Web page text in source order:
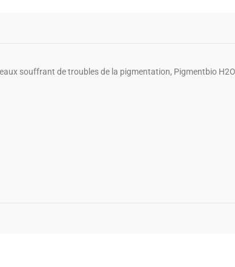
souffrant de troubles de la pigmentation, Pigmentbio